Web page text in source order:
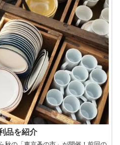
品を紹介